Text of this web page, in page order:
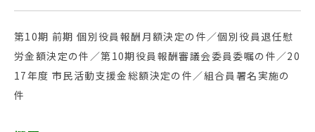
第10期 前期 個別役員報酬月額決定の件／個別役員退任慰
労金額決定の件／第10期役員報酬審議会委員委嘱の件／20
17年度 市民活動支援金総額決定の件／組合員署名実施の
件